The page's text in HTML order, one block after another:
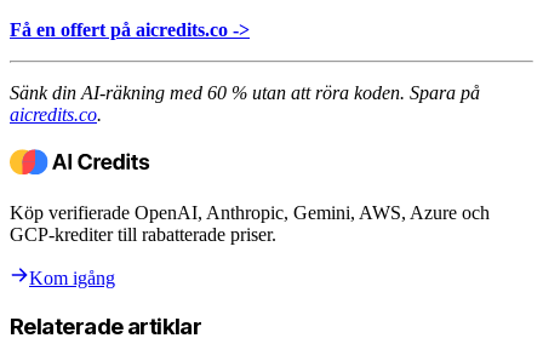
Få en offert på aicredits.co ->
Sänk din AI-räkning med 60 % utan att röra koden. Spara på
aicredits.co.
Köp verifierade OpenAI, Anthropic, Gemini, AWS, Azure och
GCP-krediter till rabatterade priser.
Kom igång
Relaterade artiklar